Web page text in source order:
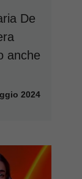
De
anche
2024